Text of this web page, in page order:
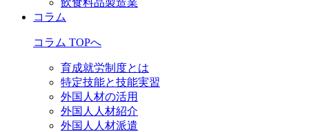
飲食料品製造業
コラム
コラム TOPへ
育成就労制度とは
特定技能と技能実習
外国人材の活用
外国人人材紹介
外国人人材派遣